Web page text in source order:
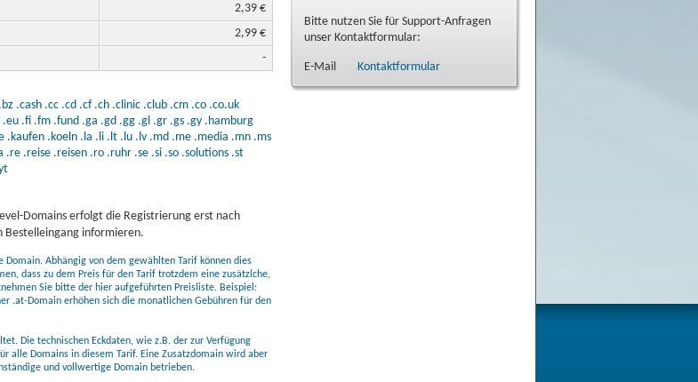
2,39 €
2,99 €
-
.bz .cash .cc .cd .cf .ch .clinic .club .cm .co .co.uk
.eu .fi .fm .fund .ga .gd .gg .gl .gr .gs .gy .hamburg
.kaufen .koeln .la .li .lt .lu .lv .md .me .media .mn .ms
.re .reise .reisen .ro .ruhr .se .si .so .solutions .st
Domains erfolgt die Registrierung erst nach
Bestelleingang informieren.
Abhängig von dem gewählten Tarif können dies
dass zu dem Preis für den Tarif trotzdem eine zusätzlche,
Sie bitte der hier aufgeführten Preisliste. Beispiel:
.at-Domain erhöhen sich die monatlichen Gebühren für den
Die technischen Eckdaten, wie z.B. der zur Verfügung
alle Domains in diesem Tarif. Eine Zusatzdomain wird aber
und vollwertige Domain betrieben.
Bitte nutzen Sie für Support-Anfragen
unser Kontaktformular:
E-Mail Kontaktformular